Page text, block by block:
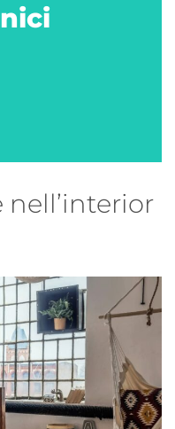
nell’interior